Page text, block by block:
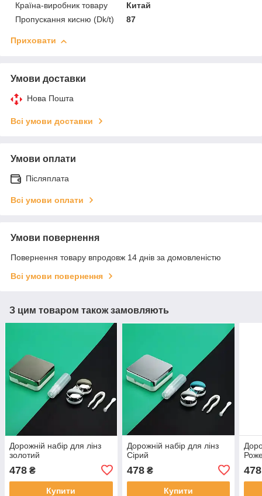
Країна-виробник товару
Китай
Пропускання кисню (Dk/t)
87
Приховати
Умови доставки
Нова Пошта
Всі умови доставки
Умови оплати
Післяплата
Всі умови оплати
Умови повернення
Повернення товару впродовж 14 днів за домовленістю
Всі умови повернення
З цим товаром також замовляють
Дорожній набір для лінз
золотий
478 ₴
Купити
Дорожній набір для лінз
Сірий
478₴
Купити
478